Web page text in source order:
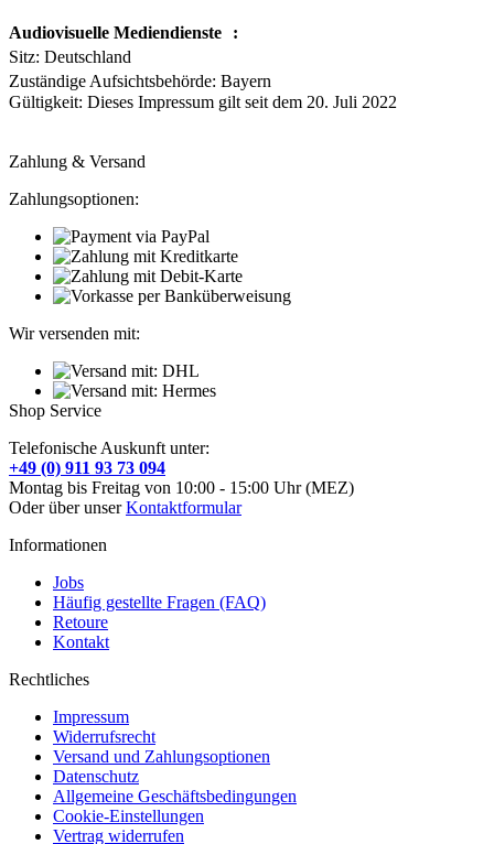
Audiovisuelle Mediendienste :
Sitz: Deutschland
Zuständige Aufsichtsbehörde: Bayern
Gültigkeit: Dieses Impressum gilt seit dem 20. Juli 2022
Zahlung & Versand
Zahlungsoptionen:
Wir versenden mit:
Shop Service
Telefonische Auskunft unter:
+49 (0) 911 93 73 094
Montag bis Freitag von 10:00 - 15:00 Uhr (MEZ)
Oder über unserKontaktformular
Informationen
Jobs
Häufig gestellte Fragen (FAQ)
Retoure
Kontakt
Rechtliches
Impressum
Widerrufsrecht
Versand und Zahlungsoptionen
Datenschutz
Allgemeine Geschäftsbedingungen
Cookie-Einstellungen
Vertrag widerrufen